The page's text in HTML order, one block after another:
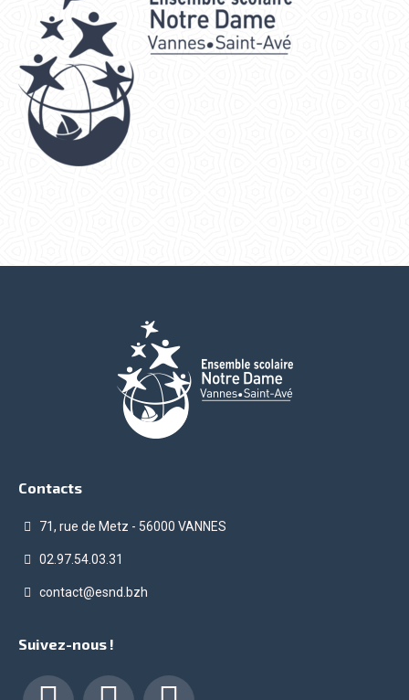
Contacts
71, rue de Metz - 56000 VANNES
02.97.54.03.31
contact@esnd.bzh
Suivez-nous !